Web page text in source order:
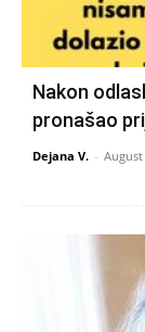
Nakon
pronašao
Dejana V. - August